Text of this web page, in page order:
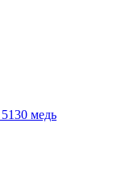
медь